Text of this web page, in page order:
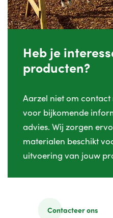
Heb je
producten?
Aarzel niet om contact
voor bijkomende
advies. Wij zorgen
materialen beschikt
uitvoering van jouw
Contacteer ons